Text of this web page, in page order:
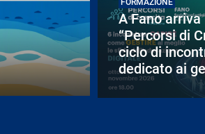
A Fano arriva
“Percorsi di
ciclo di
dedicato ai